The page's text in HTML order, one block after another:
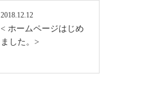
2018.12.12
< ホームページはじめ
ました。>